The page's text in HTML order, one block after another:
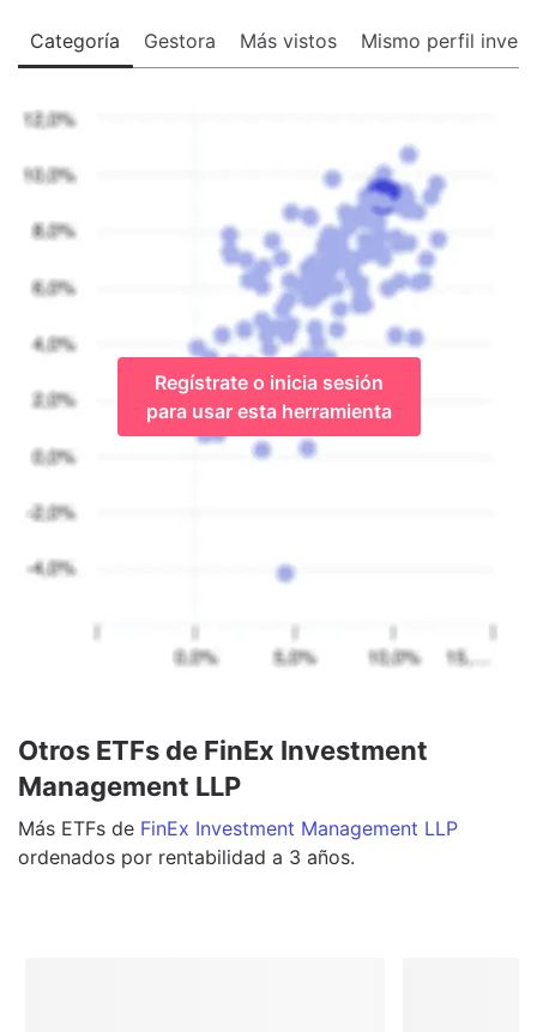
Categoría Gestora Más vistos Mismo perfil
Regístrate o inicia sesión
para usar esta herramienta
Otros ETFs de FinEx Investment
Management LLP
Más ETFs de FinEx Investment Management LLP
ordenados por rentabilidad a 3 años.